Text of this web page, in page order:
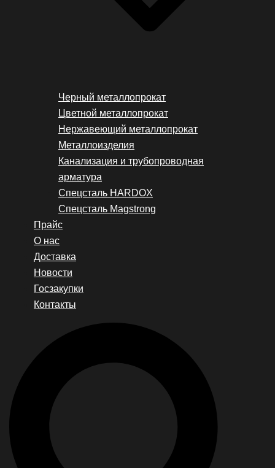
Черный металлопрокат
Цветной металлопрокат
Нержавеющий металлопрокат
Металлоизделия
Канализация и трубопроводная
арматура
Спецсталь HARDOX
Спецсталь Magstrong
Прайс
О нас
Доставка
Новости
Госзакупки
Контакты